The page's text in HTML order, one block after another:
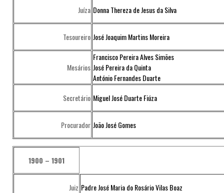
Juíza Donna Thereza de Jesus da Silva
Tesoureiro José Joaquim Martins Moreira
Mesários
Francisco Pereira Alves Simões
José Pereira da Quinta
António Fernandes Duarte
Secretário Miguel José Duarte Fiúza
Procurador João José Gomes
1900 – 1901
Juiz Padre José Maria do Rosário Vilas Boaz